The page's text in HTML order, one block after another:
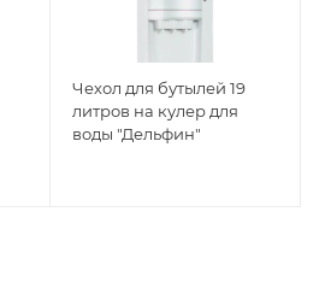
Чехол для бутылей 19
литров на кулер для
воды "Дельфин"